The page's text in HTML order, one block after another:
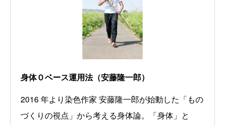
身体０ベース運用法（安藤隆一郎）
2016 年より染色作家 安藤隆一郎が始動した「もの
づくりの視点」から考える身体論。「身体」と